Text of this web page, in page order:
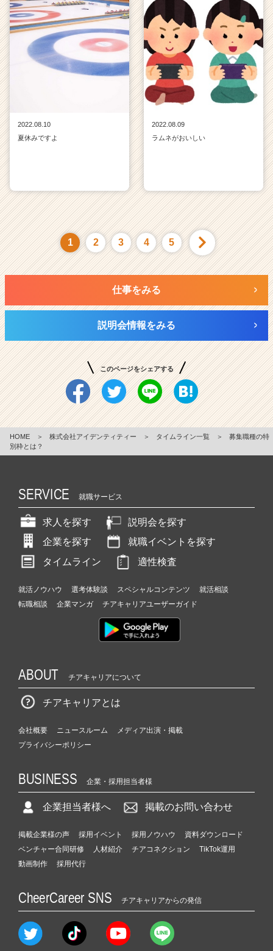
2022.08.10
夏休みですよ
2022.08.09
ラムネがおいしい
1 2 3 4 5
仕事をみる
説明会情報をみる
このページをシェアする
HOME ＞ 株式会社アイデンティティー ＞ タイムライン一覧 ＞
募集職種の特
別枠とは？
SERVICE 就職サービス
求人を探す
説明会を探す
企業を探す
就職イベントを探す
タイムライン
適性検査
就活ノウハウ 選考体験談 スペシャルコンテンツ
就活相談
転職相談
企業マンガ チアキャリアユーザーガイド
ABOUT チアキャリアについて
チアキャリアとは
会社概要 ニュースルーム
メディア出演・掲載
プライバシーポリシー
BUSINESS 企業・採用担当者様
企業担当者様へ 掲載のお問い合わせ
掲載企業様の声 採用イベント 採用ノウハウ
資料ダウンロード
ベンチャー合同研修
人材紹介 チアコネクション
TikTok運用
動画制作
採用代行
CheerCareer SNS チアキャリアからの発信